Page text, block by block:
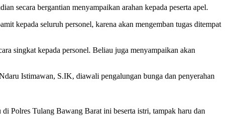
secara bergantian menyampaikan arahan kepada peserta apel.
kepada seluruh personel, karena akan mengemban tugas ditempat
singkat kepada personel. Beliau juga menyampaikan akan
Istimawan, S.IK, diawali pengalungan bunga dan penyerahan
Polres Tulang Bawang Barat ini beserta istri, tampak haru dan